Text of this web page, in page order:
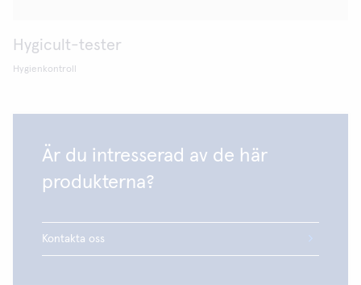
Hygicult-tester
Hygienkontroll
Är du intresserad av de här
produkterna?
Kontakta oss